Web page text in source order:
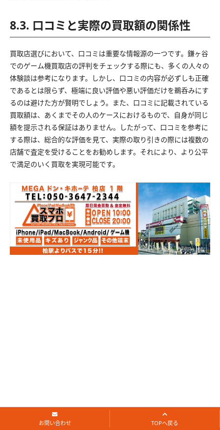
8.3. 口コミと実際の買取額の関係性
買取店選びにおいて、口コミは重要な情報源の一つです。鎌ヶ谷
でのゲーム機買取店の評判をチェックする際にも、多くの人々の
体験談は参考になります。しかし、口コミの内容が必ずしも正確
であるとは限らず、極端に良い評価や悪い評価だけを鵜呑みにす
るのは避けた方が賢明でしょう。また、口コミに記載されている
買取額は、あくまでその人のケースにおけるもので、自身が同じ
額を提示される保証はありません。したがって、口コミを参考に
する際は、総合的な評価を見て、実際の取り引きの際には複数の
店舗で査定を受けることをお勧めします。それにより、より公平
で満足のいく買取を実現可能です。
お問い合わせ TOPへ戻る